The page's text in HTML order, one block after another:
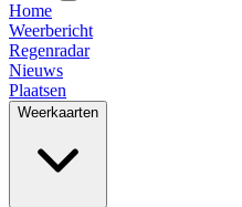
Home
Weerbericht
Regenradar
Nieuws
Plaatsen
Weerkaarten